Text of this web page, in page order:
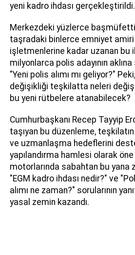
yeni kadro ihdası gerçekleştirildi.
Merkezdeki yüzlerce
taşradaki binlerce emniyet
işletmenlerine kadar uzanan bu
milyonlarca polis adayının
"Yeni polis alımı mı geliyor?"
değişikliği teşkilatta neleri
bu yeni rütbelere atanabilecek?
Cumhurbaşkanı Recep Tayyip
taşıyan bu düzenleme,
ve uzmanlaşma hedeflerini
yapılandırma hamlesi olarak öne
motorlarında sabahtan bu yana
"EGM kadro ihdası nedir?" ve
alımı ne zaman?" sorularının
yasal zemin kazandı.